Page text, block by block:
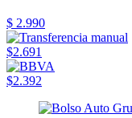
$ 2.990
$2.691
$2.392